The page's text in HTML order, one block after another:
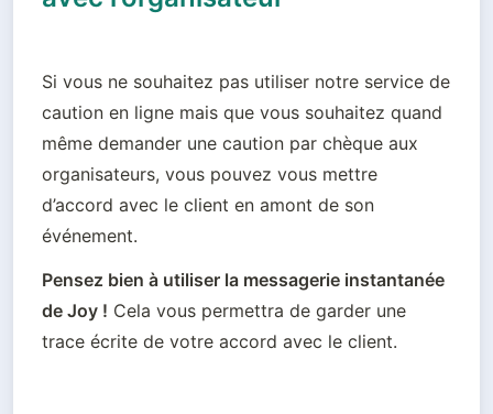
Si vous ne souhaitez pas utiliser notre service de
caution en ligne mais que vous souhaitez quand
même demander une caution par chèque aux
organisateurs, vous pouvez vous mettre
d’accord avec le client en amont de son
événement.
Pensez bien à utiliser la messagerie instantanée
de Joy ! Cela vous permettra de garder une
trace écrite de votre accord avec le client.